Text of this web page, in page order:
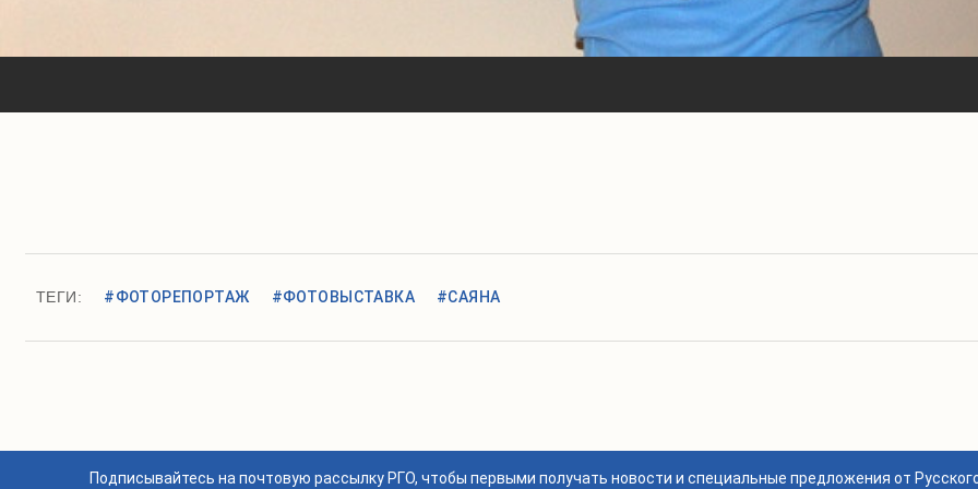
ТЕГИ: #ФОТОРЕПОРТАЖ #ФОТОВЫСТАВКА #САЯНА
Подписывайтесь на почтовую рассылку РГО, чтобы первыми получать новости и специальные предложения от